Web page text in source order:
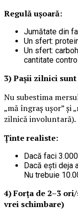
Regulă ușoară:
Jumătate din
Un sfert:
Un sfert:
cantitate
3) Pașii zilnici
Nu subestima
„mă îngraș ușor” și
zilnică involuntară).
Ținte realiste:
Dacă faci
Dacă ești deja
Nu trebuie
4) Forța de 2–3
vrei schimbare)